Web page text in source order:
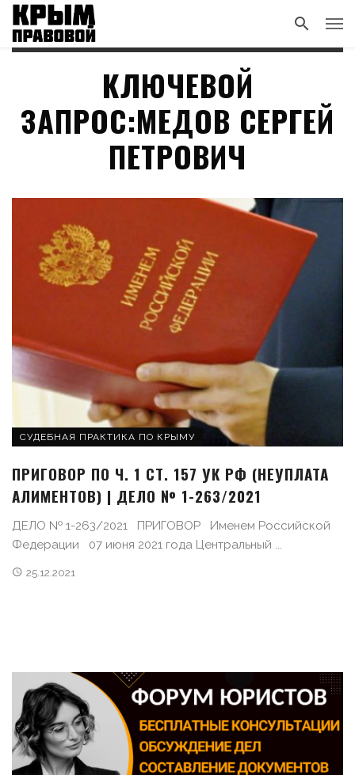
КЛЮЧЕВОЙ
ЗАПРОС:МЕДОВ СЕРГЕЙ
ПЕТРОВИЧ
СУДЕБНАЯ ПРАКТИКА ПО КРЫМУ
ПРИГОВОР ПО Ч. 1 СТ. 157 УК РФ (НЕУПЛАТА
АЛИМЕНТОВ) | ДЕЛО № 1-263/2021
ДЕЛО № 1-263/2021 ПРИГОВОР Именем Российской
Федерации 07 июня 2021 года Центральный ...
25.12.2021